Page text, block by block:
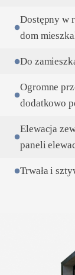
Dostępny w
dom
Do
Ogromne
dodatkowo
Elewacja
paneli
Trwała i